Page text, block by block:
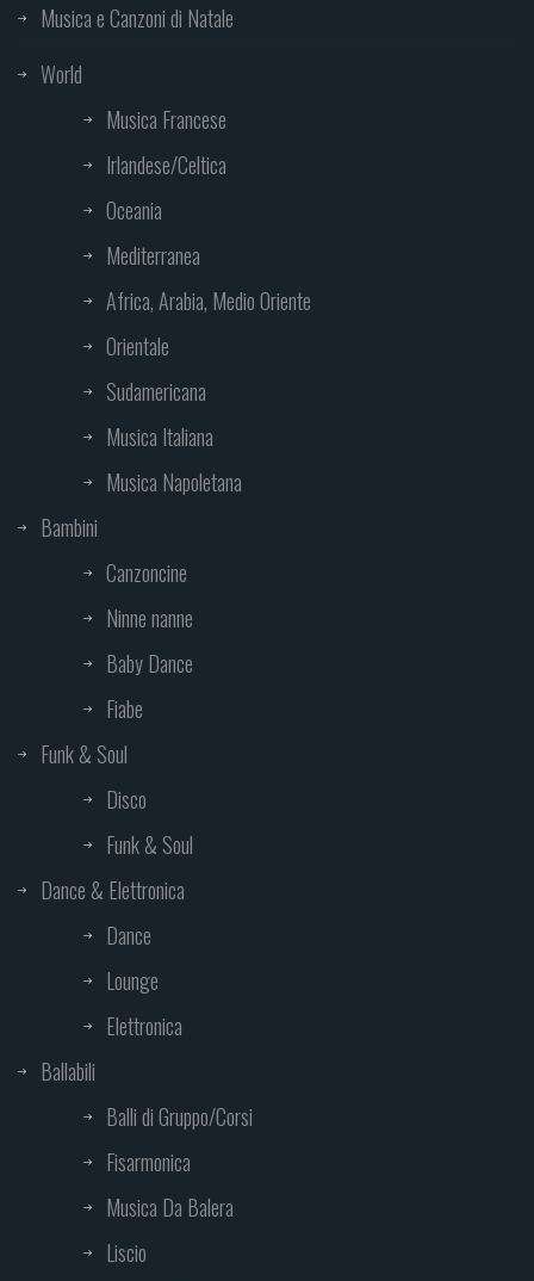
Musica e Canzoni di Natale
World
Musica Francese
Irlandese/Celtica
Oceania
Mediterranea
Africa, Arabia, Medio Oriente
Orientale
Sudamericana
Musica Italiana
Musica Napoletana
Bambini
Canzoncine
Ninne nanne
Baby Dance
Fiabe
Funk & Soul
Disco
Funk & Soul
Dance & Elettronica
Dance
Lounge
Elettronica
Ballabili
Balli di Gruppo/Corsi
Fisarmonica
Musica Da Balera
Liscio